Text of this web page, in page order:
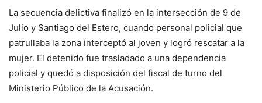
La secuencia delictiva finalizó en la intersección de 9 de
Julio y Santiago del Estero, cuando personal policial que
patrullaba la zona interceptó al joven y logró rescatar a la
mujer. El detenido fue trasladado a una dependencia
policial y quedó a disposición del fiscal de turno del
Ministerio Público de la Acusación.